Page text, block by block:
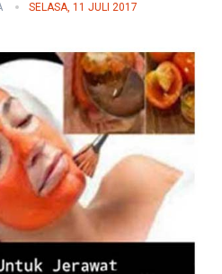
SELASA, 11 JULI 2017